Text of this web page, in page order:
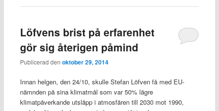
Löfvens brist på erfarenhet
gör sig återigen påmind
Publicerad den oktober 29, 2014
Innan helgen, den 24/10, skulle Stefan Löfven få med EU-
nämnden på sina klimatmål som var 50% lägre
klimatpåverkande utsläpp i atmosfären till 2030 mot 1990,